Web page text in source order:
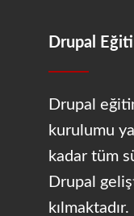
Drupal
Drupal
kurulumu
kadar tüm
Drupal
kılmaktadır.